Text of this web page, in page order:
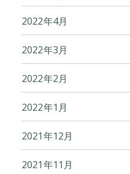
2022年4月
2022年3月
2022年2月
2022年1月
2021年12月
2021年11月